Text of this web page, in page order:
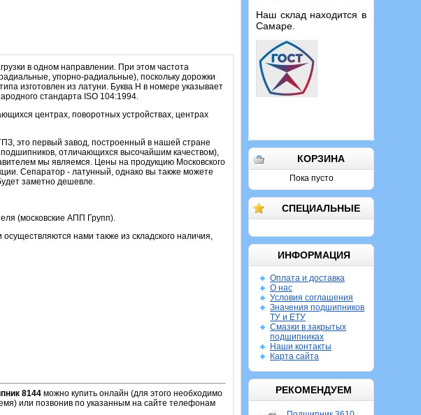
Наш склад находится в
Самаре.
КОРЗИНА
Пока пусто
СПЕЦИАЛЬНЫЕ
ИНФОРМАЦИЯ
Оплата и доставка
О нас
Условия соглашения
Значения подшипников
ТУ и ЕТУ
Смазки в закрытых
подшипниках
Наши контакты
Карта сайта
РЕКОМЕНДУЕМ
в одном направлении. При этом частота
упорно-радиальные), поскольку дорожки
изготовлен из латуни. Буква Н в номере указывает
стандарта ISO 104:1994.
центрах, поворотных устройствах, центрах
это первый завод, построенный в нашей стране
отличающихся высочайшим качеством),
мы являемся. Цены на продукцию Московского
Сепаратор - латунный, однако вы также можете
заметно дешевле.
(московские АПП Групп).
осуществляются нами также из складского наличия,
8144 можно купить онлайн (для этого необходимо
или позвонив по указанным на сайте телефонам